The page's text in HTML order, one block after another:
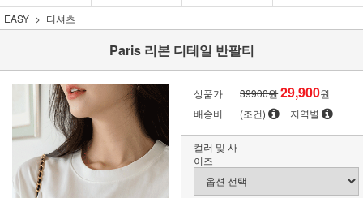
EASY 티셔츠
Paris 리본 디테일 반팔티
상품가 39900원29,900원
배송비
(조건) 지역별
컬러 및 사
이즈